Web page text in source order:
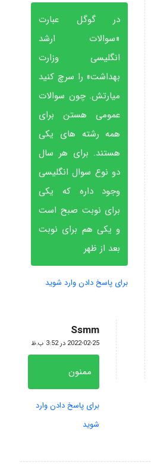
در گوگل عبارت
«سوالات ارشد
انگلیسی وزارت
بهداشت» را سرچ کنید
میارتش. چون سوالات
عمومی هستن برای
همه رشته های یکی
هستند. برای هر سال
دو نوع سوال انگلیسی
وجود داره که یکی
برای نوبت صبح است
و یکی هم برای نوبت
بعد از ظهر
برای پاسخ دادن وارد شوید
Ssmm
گفته:
2022-02-25 در 3:52 ب.ظ
ممنون
برای پاسخ دادن وارد
شوید